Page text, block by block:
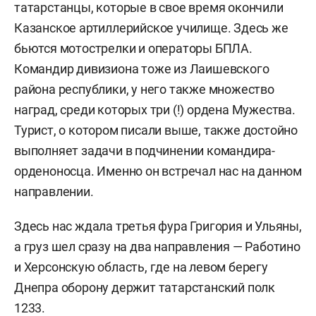
татарстанцы, которые в свое время окончили
Казанское артиллерийское училище. Здесь же
бьются мотострелки и операторы БПЛА.
Командир дивизиона тоже из Лаишевского
района республики, у него также множество
наград, среди которых три (!) ордена Мужества.
Турист, о котором писали выше, также достойно
выполняет задачи в подчинении командира-
орденоносца. Именно он встречал нас на данном
направлении.
Здесь нас ждала третья фура Григория и Ульяны,
а груз шел сразу на два направления — Работино
и Херсонскую область, где на левом берегу
Днепра оборону держит татарстанский полк
1233.